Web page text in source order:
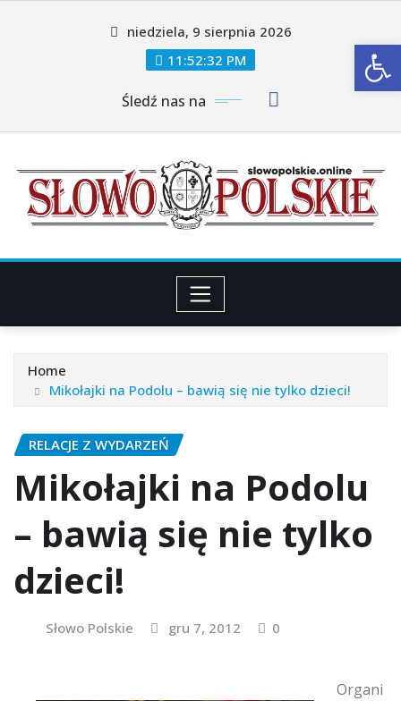
niedziela, 9 sierpnia 2026
11:52:33 PM
Śledź nas na
Home
Mikołajki na Podolu – bawią się nie tylko dzieci!
RELACJE Z WYDARZEŃ
Mikołajki na Podolu
– bawią się nie tylko
dzieci!
Słowo Polskie gru 7, 2012 0
Organi